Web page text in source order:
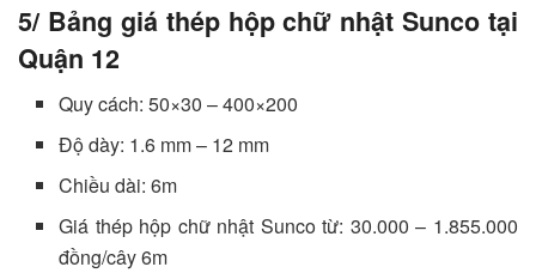
5/ Bảng giá thép hộp chữ nhật Sunco tại
Quận 12
Quy cách: 50×30 – 400×200
Độ dày: 1.6 mm – 12 mm
Chiều dài: 6m
Giá thép hộp chữ nhật Sunco từ: 30.000 – 1.855.000
đồng/cây 6m